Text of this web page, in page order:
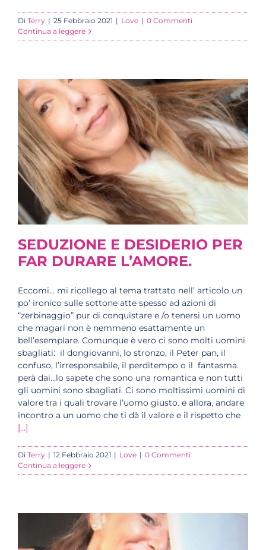
Di Terry | 25 Febbraio 2021 | Love | 0 Commenti
Continua a leggere
SEDUZIONE E DESIDERIO PER
FAR DURARE L’AMORE.
Eccomi… mi ricollego al tema trattato nell’ articolo un
po’ ironico sulle sottone atte spesso ad azioni di
“zerbinaggio” pur di conquistare e /o tenersi un uomo
che magari non è nemmeno esattamente un
bell’esemplare. Comunque è vero ci sono molti uomini
sbagliati: il dongiovanni, lo stronzo, il Peter pan, il
confuso, l’irresponsabile, il perditempo o il fantasma.
perà dai…lo sapete che sono una romantica e non tutti
gli uomini sono sbagliati. Ci sono moltissimi uomini di
valore tra i quali trovare l’uomo giusto. e allora, andare
incontro a un uomo che ti dà il valore e il rispetto che
[...]
Di Terry | 12 Febbraio 2021 | Love | 0 Commenti
Continua a leggere